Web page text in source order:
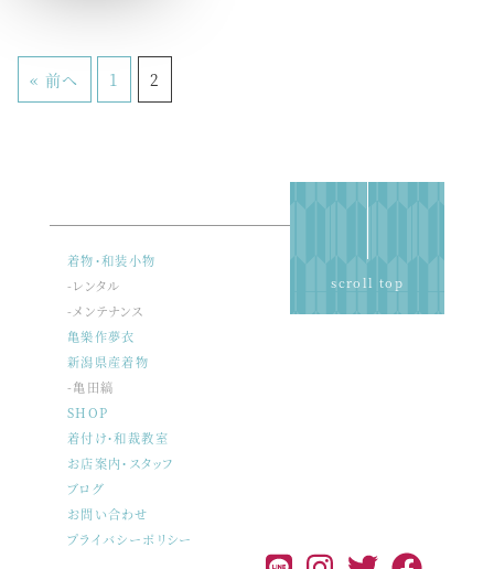
« 前へ 1 2
scroll top
着物・和装小物
-レンタル
-メンテナンス
亀樂作夢衣
新潟県産着物
-亀田縞
SHOP
着付け・和裁教室
お店案内・スタッフ
ブログ
お問い合わせ
プライバシーポリシー